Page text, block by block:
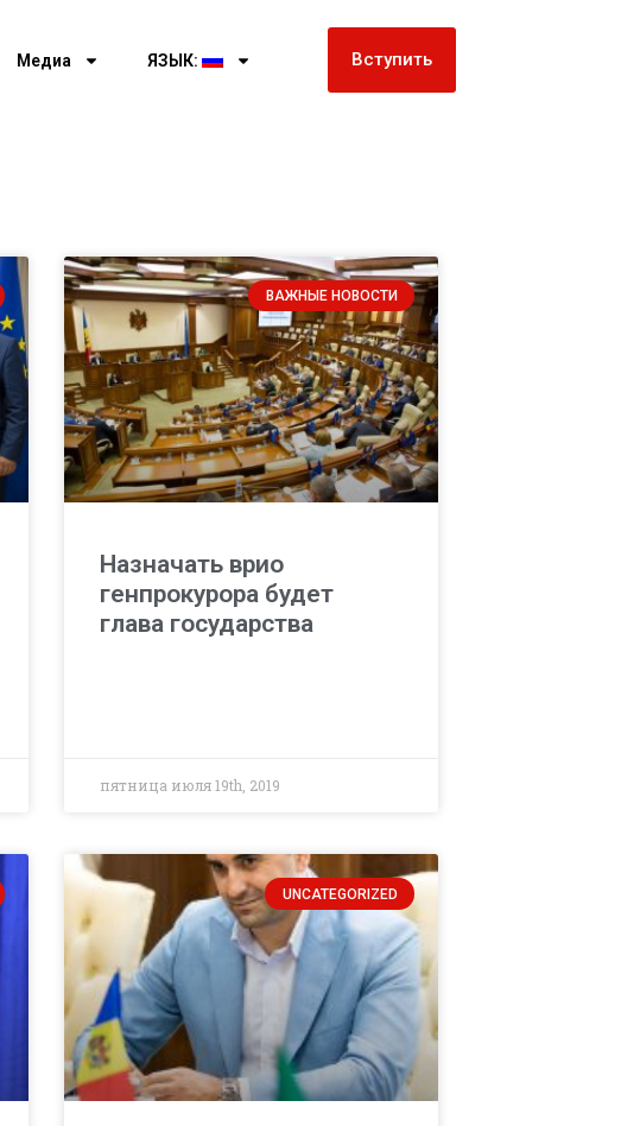
Медиа ЯЗЫК: Вступить
ВАЖНЫЕ НОВОСТИ
Назначать врио
генпрокурора будет
глава государства
пятница июля 19th, 2019
UNCATEGORIZED